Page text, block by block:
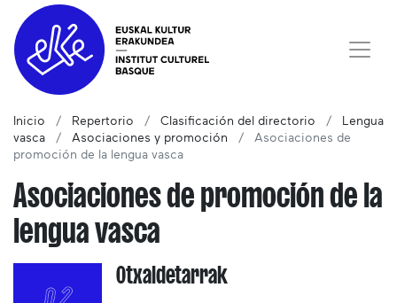
Inicio Repertorio Clasificación del directorio
Lengua
vasca
Asociaciones y promoción
Asociaciones de
promoción de la lengua vasca
Asociaciones de promoción de la
lengua vasca
Otxaldetarrak